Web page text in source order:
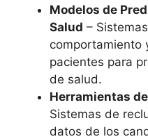
Modelos de
Salud –
comportamiento
pacientes para
de salud.
Herramientas
Sistemas de
datos de los